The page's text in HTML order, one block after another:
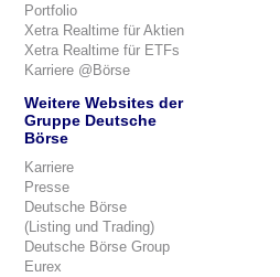
Portfolio
Xetra Realtime für Aktien
Xetra Realtime für ETFs
Karriere @Börse
Weitere Websites der
Gruppe Deutsche
Börse
Karriere
Presse
Deutsche Börse
(Listing und Trading)
Deutsche Börse Group
Eurex